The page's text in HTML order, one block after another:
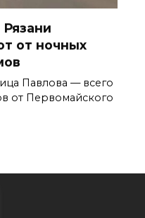
от ночных
Павлова — всего
от Первомайского